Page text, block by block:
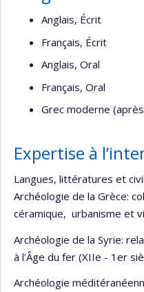
Anglais, Écrit
Français, Écrit
Anglais, Oral
Français, Oral
Grec moderne
Expertise à
Langues, littératures et
Archéologie de la Grèce:
céramique, urbanisme et
Archéologie de la Syrie:
à l'Âge du fer (XIIe - 1er
Archéologie